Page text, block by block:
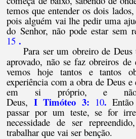
temos que entender os dois
pois alguém vai lhe pedir uma
do Senhor, não pode estar sem
15 .
Para ser um obreiro de
aprovado, não se faz obreiros de
vemos hoje tantos e tantos
experiência com a obra de Deus e
em si próprio, e
Deus, ITimóteo 3: 10.
passar por um teste, se for
necessidade de ser
trabalhar que vai ser benção.